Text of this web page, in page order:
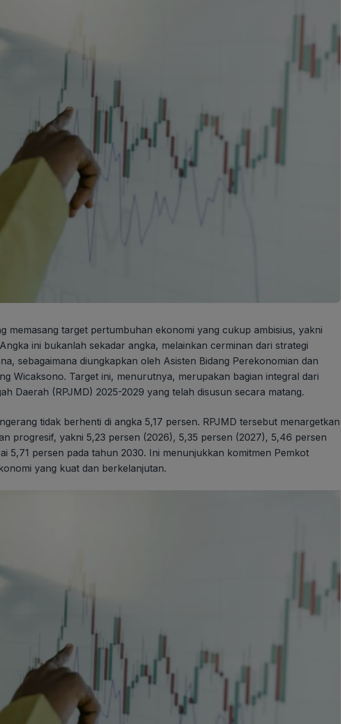
memasang target pertumbuhan ekonomi yang cukup ambisius, yakni
ini bukanlah sekadar angka, melainkan cerminan dari strategi
sebagaimana diungkapkan oleh Asisten Bidang Perekonomian dan
Wicaksono. Target ini, menurutnya, merupakan bagian integral dari
Daerah (RPJMD) 2025-2029 yang telah disusun secara matang.
tidak berhenti di angka 5,17 persen. RPJMD tersebut menargetkan
progresif, yakni 5,23 persen (2026), 5,35 persen (2027), 5,46 persen
5,71 persen pada tahun 2030. Ini menunjukkan komitmen Pemkot
yang kuat dan berkelanjutan.